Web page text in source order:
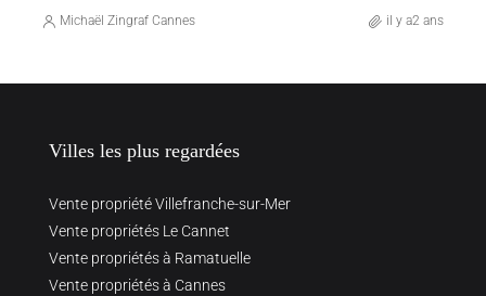
Michaël Zingraf Cannes il y a2 ans
Villes les plus regardées
Vente propriété Villefranche-sur-Mer
Vente propriétés Le Cannet
Vente propriétés à Ramatuelle
Vente propriétés à Cannes